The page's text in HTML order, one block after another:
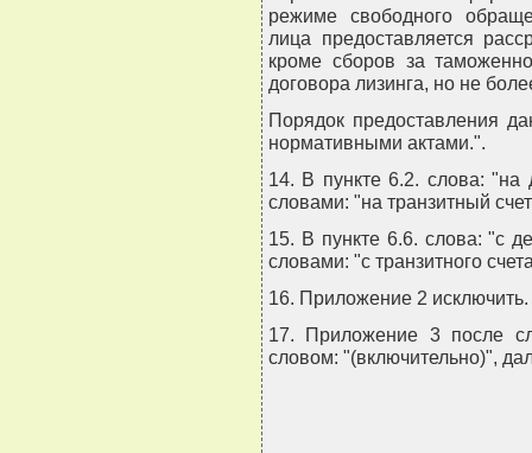
режиме свободного
лица предоставляется
кроме сборов за
договора лизинга, но не
Порядок предоставления
нормативными актами.".
14. В пункте 6.2. слова: "на
словами: "на транзитный
15. В пункте 6.6. слова: "с
словами: "с транзитного
16. Приложение 2 исключить.
17. Приложение 3 после
словом: "(включительно)",